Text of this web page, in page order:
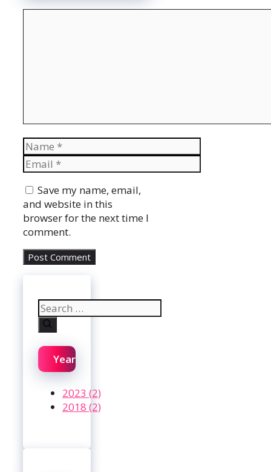
Name
Email
Save my name, email,
and website in this
browser for the next time I
comment.
Search
for:
Year
2023 (2)
2018 (2)